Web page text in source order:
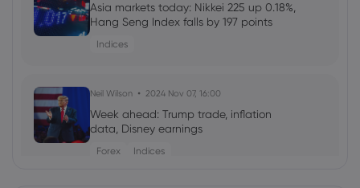
Asia markets today: Nikkei 225 up 0.18%,
Hang Seng Index falls by 197 points
Indices
Neil Wilson 2024 Nov 07, 16:00
Week ahead: Trump trade, inflation
data, Disney earnings
Forex Indices